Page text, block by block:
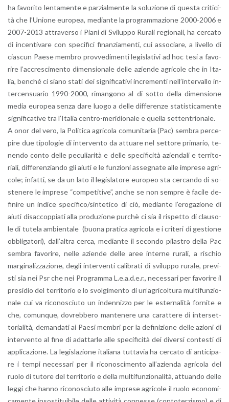
ha fa­vo­ri­to len­ta­men­te e par­zial­men­te la so­lu­zio­ne di que­sta cri­ti­ci­
tà che l’U­nio­ne eu­ro­pea, me­dian­te la pro­gram­ma­zio­ne 2000-2006 e
2007-2013 at­tra­ver­so i Piani di Svi­lup­po Ru­ra­li re­gio­na­li, ha cer­ca­to
di in­cen­ti­va­re con spe­ci­fi­ci fi­nan­zia­men­ti, cui as­so­cia­re, a li­vel­lo di
cia­scun Paese mem­bro prov­ve­di­men­ti le­gi­sla­ti­vi ad hoc tesi a fa­vo­
ri­re l’ac­cre­sci­men­to di­men­sio­na­le delle azien­de agri­co­le che in Ita­
lia, ben­ché ci siano stati dei si­gni­fi­ca­ti­vi in­cre­men­ti nel­l’in­ter­val­lo in­
ter­cen­sua­rio 1990-2000, ri­man­go­no al di sotto della di­men­sio­ne
media eu­ro­pea senza dare luogo a delle dif­fe­ren­ze sta­ti­sti­ca­men­te
si­gni­fi­ca­ti­ve tra l’I­ta­lia cen­tro-me­ri­dio­na­le e quel­la set­ten­trio­na­le.
A onor del vero, la Po­li­ti­ca agri­co­la co­mu­ni­ta­ria (Pac) sem­bra per­ce­
pi­re due ti­po­lo­gie di in­ter­ven­to da at­tua­re nel set­to­re pri­ma­rio, te­
nen­do conto delle pe­cu­lia­ri­tà e delle spe­ci­fi­ci­tà azien­da­li e ter­ri­to­
ria­li, dif­fe­ren­zian­do gli aiuti e le fun­zio­ni as­se­gna­te alle im­pre­se agri­
co­le; in­fat­ti, se da un lato il le­gi­sla­to­re eu­ro­peo sta cer­can­do di so­
ste­ne­re le im­pre­se “com­pe­ti­ti­ve”, anche se non sem­pre è fa­ci­le de­
fi­ni­re un in­di­ce spe­ci­fi­co/sin­te­ti­co di ciò, me­dian­te l’e­ro­ga­zio­ne di
aiuti di­sac­cop­pia­ti alla pro­du­zio­ne pur­chè ci sia il ri­spet­to di clau­so­
le di tu­te­la am­bien­ta­le (buona pra­ti­ca agri­co­la e i cri­te­ri di ge­stio­ne
ob­bli­ga­to­ri), dal­l’al­tra cerca, me­dian­te il se­con­do pi­la­stro della Pac
sem­bra fa­vo­ri­re, nelle azien­de delle aree in­ter­ne ru­ra­li, a ri­schio
mar­gi­na­liz­za­zio­ne, degli in­ter­ven­ti ca­li­bra­ti di svi­lup­po ru­ra­le, pre­vi­
sti sia nei Psr che nei Pro­gram­ma L.e.a.d.e.r., ne­ces­sa­ri per fa­vo­ri­re il
pre­si­dio del ter­ri­to­rio e lo svol­gi­men­to di un’a­gri­col­tu­ra mul­ti­fun­zio­
na­le cui va ri­co­no­sciu­to un in­den­niz­zo per le ester­na­li­tà for­ni­te e
che, co­mun­que, do­vreb­be­ro man­te­ne­re una ca­rat­te­re di in­ter­set­
to­ria­li­tà, de­man­da­ti ai Paesi mem­bri per la de­fi­ni­zio­ne delle azio­ni di
in­ter­ven­to al fine di adat­tar­le alle spe­ci­fi­ci­tà dei di­ver­si con­te­sti di
ap­pli­ca­zio­ne. La le­gi­sla­zio­ne ita­lia­na tut­ta­via ha cer­ca­to di an­ti­ci­pa­
re i tempi ne­ces­sa­ri per il ri­co­no­sci­men­to al­l’a­zien­da agri­co­la del
ruolo di tu­to­re del ter­ri­to­rio e della mul­ti­fun­zio­na­li­tà, at­tuan­do delle
leggi che hanno ri­co­no­sciu­to alle im­pre­se agri­co­le il ruolo eco­no­mi­